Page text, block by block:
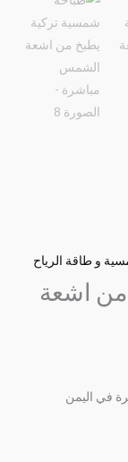
و طاقة الرياح
اشعة
في اليمن